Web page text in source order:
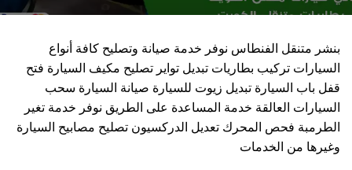
بنشر متنقل الفنطاس نوفر خدمة صيانة وتصليح كافة أنواع
السيارات تركيب بطاريات تبديل تواير تصليح مكيف السيارة فتح
قفل باب السيارة تبديل زيوت للسيارة صيانة السيارة سحب
السيارات العالقة خدمة المساعدة على الطريق نوفر خدمة تغير
الطرمبة فحص المحرك تعديل الدركسيون تصليح مصابيح السيارة
وغيرها من الخدمات